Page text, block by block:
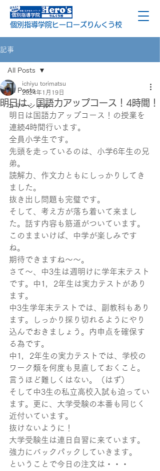
個別指導学院ヒーローズりんくう校
記事
All Posts
コマーシャル
All Posts
明日は、国語力アップコース！4時間！
ichiyu torimatsu
2024年1月19日
明日は国語力アップコース！の授業を
連続4時間行います。
全員小学生です。
先頭を走っているのは、小学6年生の兄
弟。
読解力、作文力ともにしっかりしてき
ました。
抜き出し問題も完璧です。
そして、考え方が落ち着いて来まし
た。話す内容も筋道がついています。
このままいけば、中学が楽しみです
ね。
期待できますね～～。
さて～、中3生は週明けに学年末テスト
です。中1，2年生は実力テストがあり
ます。
中3生学年末テストでは、副教科もあり
ます。しっかり採り切れるようにやり
込んでおきましょう。内申点を確保す
る為です。
中1，2年生の実力テストでは、学校の
ワーク類を何度も見直しておくこと。
言うほど難しくはない。（はず）
そして中3生の私立高校入試も迫ってい
ます。更に、大学受験の本番も同じく
近付いています。
抜けないように！
大学受験生は連日自習に来ています。
強力にバックパックしていきます。
ということで今日の注文は・・・